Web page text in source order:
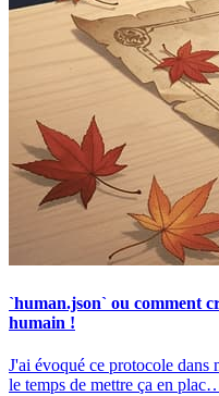
`human.json` ou comment
humain !
J'ai évoqué ce protocole dans
le temps de mettre ça en